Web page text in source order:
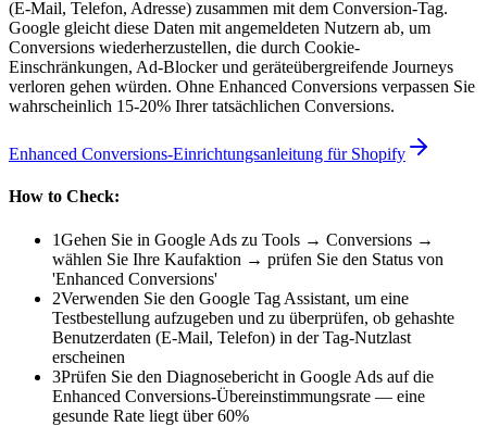
(E-Mail, Telefon, Adresse) zusammen mit dem Conversion-Tag.
Google gleicht diese Daten mit angemeldeten Nutzern ab, um
Conversions wiederherzustellen, die durch Cookie-
Einschränkungen, Ad-Blocker und geräteübergreifende Journeys
verloren gehen würden. Ohne Enhanced Conversions verpassen Sie
wahrscheinlich 15-20% Ihrer tatsächlichen Conversions.
Enhanced Conversions-Einrichtungsanleitung für Shopify
How to Check:
1Gehen Sie in Google Ads zu Tools → Conversions →
wählen Sie Ihre Kaufaktion → prüfen Sie den Status von
'Enhanced Conversions'
2Verwenden Sie den Google Tag Assistant, um eine
Testbestellung aufzugeben und zu überprüfen, ob gehashte
Benutzerdaten (E-Mail, Telefon) in der Tag-Nutzlast
erscheinen
3Prüfen Sie den Diagnosebericht in Google Ads auf die
Enhanced Conversions-Übereinstimmungsrate — eine
gesunde Rate liegt über 60%